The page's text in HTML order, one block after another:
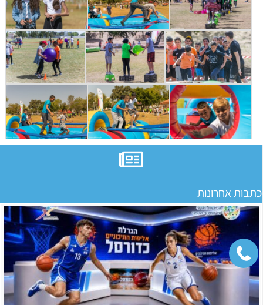
כתבות אחרונות